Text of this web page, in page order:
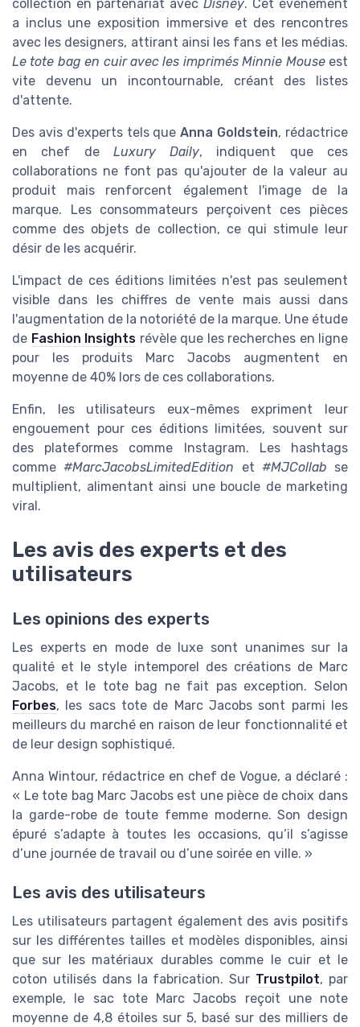
collection en partenariat avec Disney. Cet événement
a inclus une exposition immersive et des rencontres
avec les designers, attirant ainsi les fans et les médias.
Le tote bag en cuir avec les imprimés Minnie Mouseest
vite devenu un incontournable, créant des listes
d'attente.
Des avis d'experts tels queAnna Goldstein, rédactrice
en chef de Luxury Daily, indiquent que ces
collaborations ne font pas qu'ajouter de la valeur au
produit mais renforcent également l'image de la
marque. Les consommateurs perçoivent ces pièces
comme des objets de collection, ce qui stimule leur
désir de les acquérir.
L'impact de ces éditions limitées n'est pas seulement
visible dans les chiffres de vente mais aussi dans
l'augmentation de la notoriété de la marque. Une étude
de Fashion Insights révèle que les recherches en ligne
pour les produits Marc Jacobs augmentent en
moyenne de 40% lors de ces collaborations.
Enfin, les utilisateurs eux-mêmes expriment leur
engouement pour ces éditions limitées, souvent sur
des plateformes comme Instagram. Les hashtags
comme#MarcJacobsLimitedEdition et #MJCollab se
multiplient, alimentant ainsi une boucle de marketing
viral.
Les avis des experts et des
utilisateurs
Les opinions des experts
Les experts en mode de luxe sont unanimes sur la
qualité et le style intemporel des créations de Marc
Jacobs, et le tote bag ne fait pas exception. Selon
Forbes, les sacs tote de Marc Jacobs sont parmi les
meilleurs du marché en raison de leur fonctionnalité et
de leur design sophistiqué.
Anna Wintour, rédactrice en chef de Vogue, a déclaré :
« Le tote bag Marc Jacobs est une pièce de choix dans
la garde-robe de toute femme moderne. Son design
épuré s’adapte à toutes les occasions, qu’il s’agisse
d’une journée de travail ou d’une soirée en ville. »
Les avis des utilisateurs
Les utilisateurs partagent également des avis positifs
sur les différentes tailles et modèles disponibles, ainsi
que sur les matériaux durables comme le cuir et le
coton utilisés dans la fabrication. Sur Trustpilot, par
exemple, le sac tote Marc Jacobs reçoit une note
moyenne de 4,8 étoiles sur 5, basé sur des milliers de